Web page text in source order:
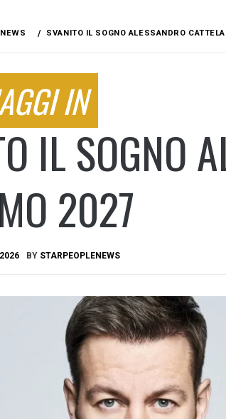
SVANITO IL SOGNO ALESSANDRO
IN
IL SOGNO
2027
BY STARPEOPLENEWS